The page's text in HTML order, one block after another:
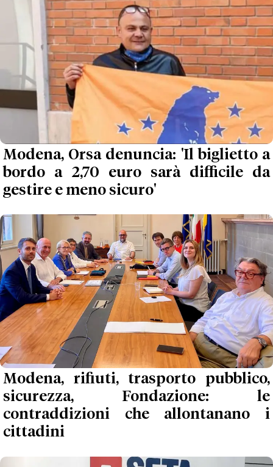
Modena, Orsa denuncia: 'Il biglietto a
bordo a 2,70 euro sarà difficile da
gestire e meno sicuro'
Modena, rifiuti, trasporto pubblico,
sicurezza, Fondazione: le
contraddizioni che allontanano i
cittadini